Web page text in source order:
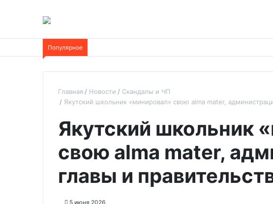
Популярное
Главная Новости
Скандалы и ЧП
Якутский школьник «минировал» свою alma mater,
Якутский школьник
свою alma mater,
главы и
5 июня 2026